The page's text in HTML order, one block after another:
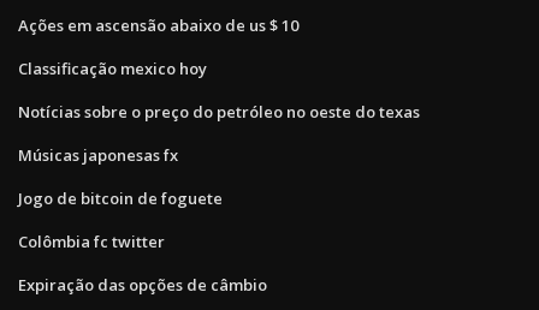
Ações em ascensão abaixo de us $ 10
Classificação mexico hoy
Notícias sobre o preço do petróleo no oeste do texas
Músicas japonesas fx
Jogo de bitcoin de foguete
Colômbia fc twitter
Expiração das opções de câmbio